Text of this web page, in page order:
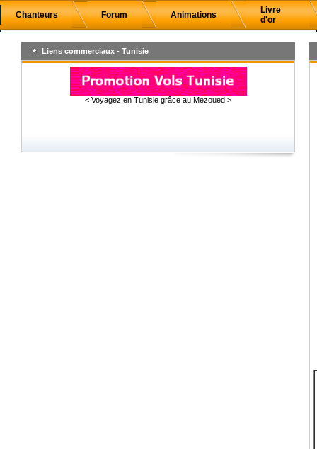
Chanteurs Forum Animations
Livre
d'or
Liens commerciaux - Tunisie
< Voyagez en Tunisie grâce au Mezoued >